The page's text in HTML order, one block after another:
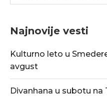
Najnovije vesti
Kulturno leto u
avgust
Divanhana u subotu